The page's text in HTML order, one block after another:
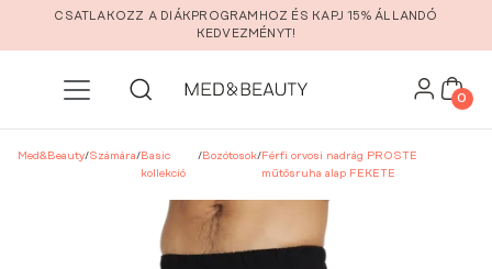
Ugrás a fő tartalomra
CSATLAKOZZ A DIÁKPROGRAMHOZ ÉS KAPJ 15% ÁLLANDÓ
KEDVEZMÉNYT!
0
Med&Beauty/Számára/Basic
kollekció
/Bozótosok/Férfi orvosi nadrág PROSTE
műtősruha alap FEKETE